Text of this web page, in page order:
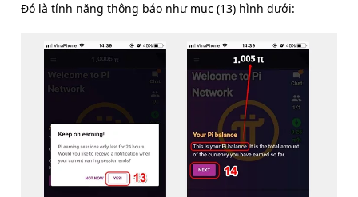
Đó là tính năng thông báo như mục (13) hình dưới: